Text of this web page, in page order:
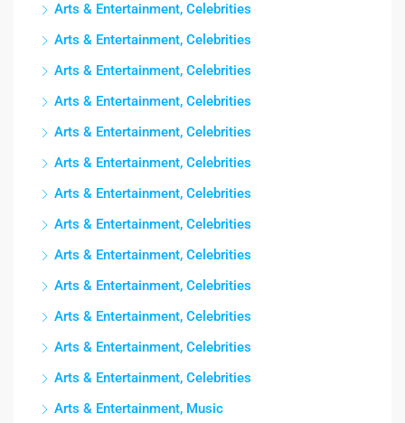
Arts & Entertainment, Celebrities
Arts & Entertainment, Celebrities
Arts & Entertainment, Celebrities
Arts & Entertainment, Celebrities
Arts & Entertainment, Celebrities
Arts & Entertainment, Celebrities
Arts & Entertainment, Celebrities
Arts & Entertainment, Celebrities
Arts & Entertainment, Celebrities
Arts & Entertainment, Celebrities
Arts & Entertainment, Celebrities
Arts & Entertainment, Celebrities
Arts & Entertainment, Celebrities
Arts & Entertainment, Music